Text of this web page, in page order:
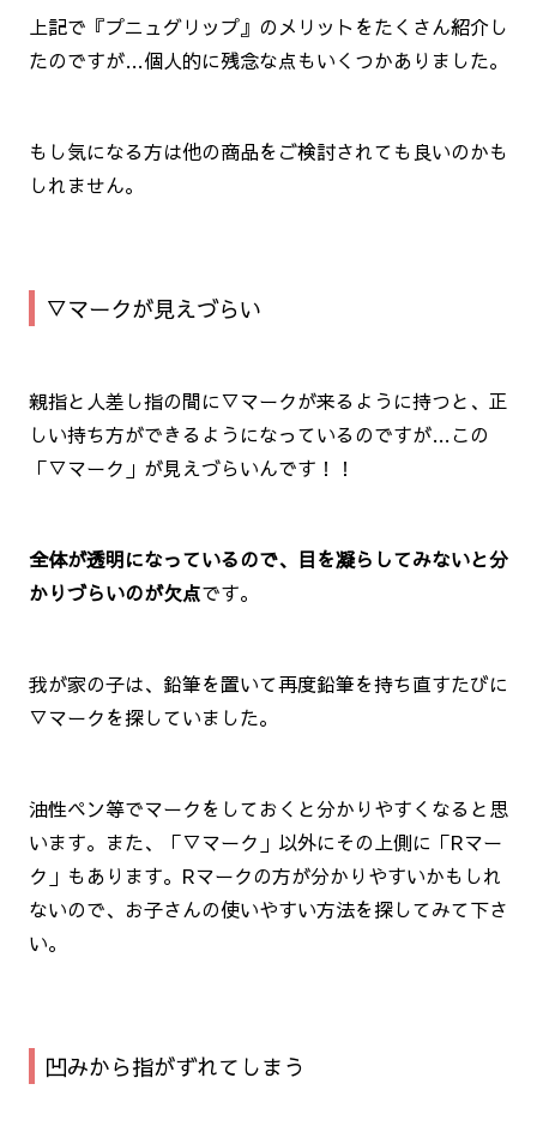
上記で『プニュグリップ』のメリットをたくさん紹介し
たのですが…個人的に残念な点もいくつかありました。
もし気になる方は他の商品をご検討されても良いのかも
しれません。
▽マークが見えづらい
親指と人差し指の間に▽マークが来るように持つと、正
しい持ち方ができるようになっているのですが…この
「▽マーク」が見えづらいんです！！
全体が透明になっているので、目を凝らしてみないと分
かりづらいのが欠点です。
我が家の子は、鉛筆を置いて再度鉛筆を持ち直すたびに
▽マークを探していました。
油性ペン等でマークをしておくと分かりやすくなると思
います。また、「▽マーク」以外にその上側に「Rマー
ク」もあります。Rマークの方が分かりやすいかもしれ
ないので、お子さんの使いやすい方法を探してみて下さ
い。
凹みから指がずれてしまう